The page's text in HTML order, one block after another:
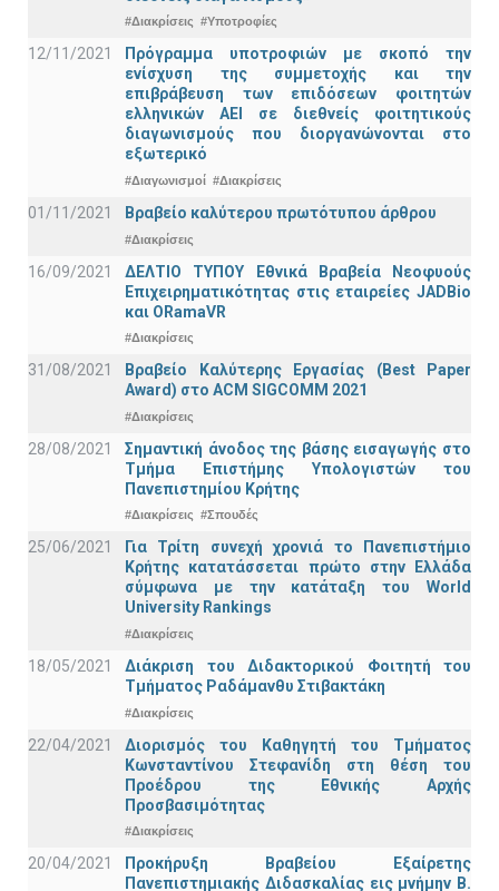
#Διακρίσεις #Υποτροφίες
12/11/2021
Πρόγραμμα υποτροφιών με σκοπό την
ενίσχυση της συμμετοχής και την
επιβράβευση των επιδόσεων φοιτητών
ελληνικών ΑΕΙ σε διεθνείς φοιτητικούς
διαγωνισμούς που διοργανώνονται στο
εξωτερικό
#Διαγωνισμοί #Διακρίσεις
01/11/2021 Bραβείο καλύτερου πρωτότυπου άρθρου
#Διακρίσεις
16/09/2021
ΔΕΛΤΙΟ ΤΥΠΟΥ Εθνικά Βραβεία Νεοφυούς
Επιχειρηματικότητας στις εταιρείες JADBio
και ORamaVR
#Διακρίσεις
31/08/2021
Βραβείο Καλύτερης Εργασίας (Best Paper
Award) στο ACM SIGCOMM 2021
#Διακρίσεις
28/08/2021
Σημαντική άνοδος της βάσης εισαγωγής στο
Τμήμα Επιστήμης Υπολογιστών του
Πανεπιστημίου Κρήτης
#Διακρίσεις #Σπουδές
25/06/2021
Για Τρίτη συνεχή χρονιά το Πανεπιστήμιο
Κρήτης κατατάσσεται πρώτο στην Ελλάδα
σύμφωνα με την κατάταξη του World
University Rankings
#Διακρίσεις
18/05/2021
Διάκριση του Διδακτορικού Φοιτητή του
Τμήματος Ραδάμανθυ Στιβακτάκη
#Διακρίσεις
22/04/2021
Διορισμός του Καθηγητή του Τμήματος
Κωνσταντίνου Στεφανίδη στη θέση του
Προέδρου της Εθνικής Αρχής
Προσβασιμότητας
#Διακρίσεις
20/04/2021
Προκήρυξη Βραβείου Εξαίρετης
Πανεπιστημιακής Διδασκαλίας εις μνήμην Β.